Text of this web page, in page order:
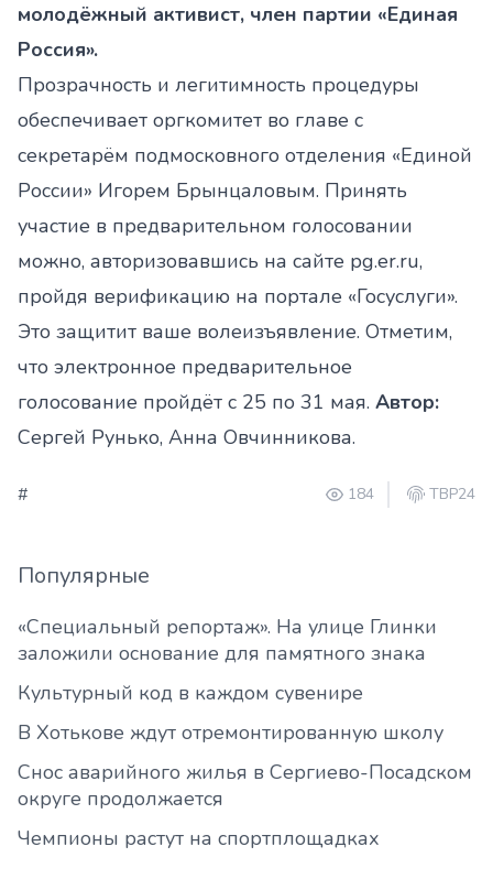
молодёжный активист, член партии «Единая
Россия».
Прозрачность и легитимность процедуры
обеспечивает оргкомитет во главе с
секретарём подмосковного отделения «Единой
России» Игорем Брынцаловым. Принять
участие в предварительном голосовании
можно, авторизовавшись на сайте pg.er.ru,
пройдя верификацию на портале «Госуслуги».
Это защитит ваше волеизъявление. Отметим,
что электронное предварительное
голосование пройдёт с 25 по 31 мая. Автор:
Сергей Рунько, Анна Овчинникова.
# 184 ТВР24
Популярные
«Специальный репортаж». На улице Глинки
заложили основание для памятного знака
Культурный код в каждом сувенире
В Хотькове ждут отремонтированную школу
Снос аварийного жилья в Сергиево-Посадском
округе продолжается
Чемпионы растут на спортплощадках